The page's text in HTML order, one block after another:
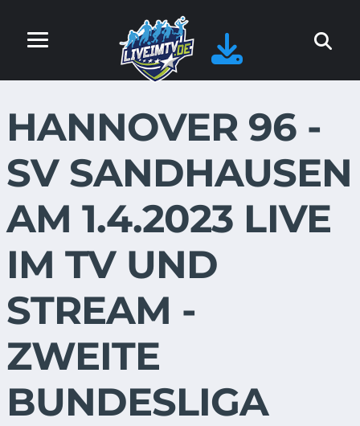
HANNOVER 96 -
SV SANDHAUSEN
AM 1.4.2023 LIVE
IM TV UND
STREAM -
ZWEITE
BUNDESLIGA